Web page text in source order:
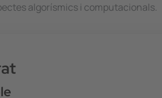
algorísmics i computacionals.